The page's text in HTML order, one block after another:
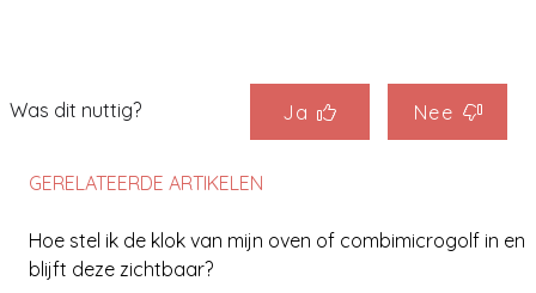
Was dit nuttig? Ja Nee
GERELATEERDE ARTIKELEN
Hoe stel ik de klok van mijn oven of combimicrogolf in en
blijft deze zichtbaar?